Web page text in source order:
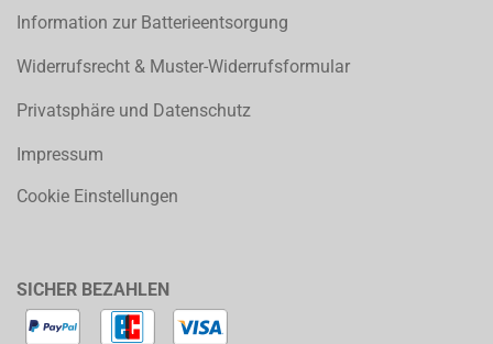
Information zur Batterieentsorgung
Widerrufsrecht & Muster-Widerrufsformular
Privatsphäre und Datenschutz
Impressum
Cookie Einstellungen
SICHER BEZAHLEN